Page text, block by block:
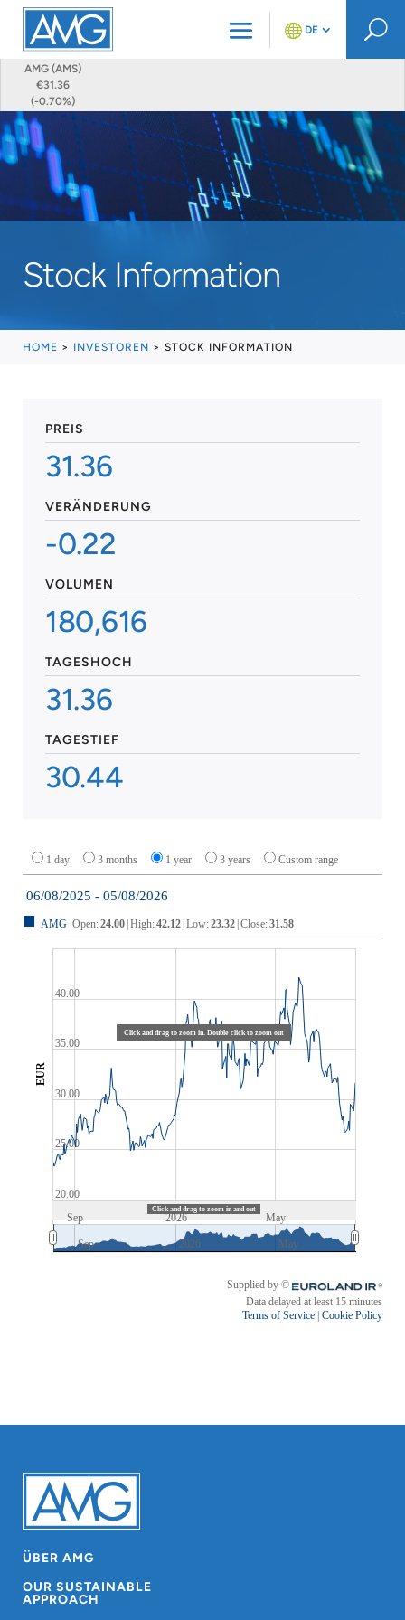
AMG (AMS)
€31.36
(-0.70%)
DE U
Stock Information
HOME > INVESTOREN > STOCK INFORMATION
PREIS
31.36
VERÄNDERUNG
-0.22
VOLUMEN
180,616
TAGESHOCH
31.36
TAGESTIEF
30.44
ÜBER AMG
OUR SUSTAINABLE
APPROACH